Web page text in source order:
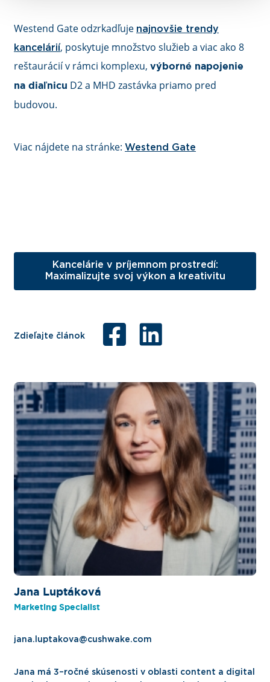
Westend Gate odzrkadľuje najnovšie trendy
kancelárií, poskytuje množstvo služieb a viac ako 8
reštaurácií v rámci komplexu, výborné napojenie
na diaľnicu D2 a MHD zastávka priamo pred
budovou.
Viac nájdete na stránke: Westend Gate
Kancelárie v príjemnom prostredí:
Maximalizujte svoj výkon a kreativitu
Zdieľajte článok
Jana Luptáková
Marketing Specialist
jana.luptakova@cushwake.com
Jana má 3–ročné skúsenosti v oblasti content a digital